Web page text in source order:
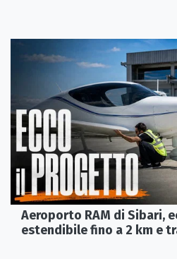
Aeroporto RAM di Sibari,
estendibile fino a 2 km e